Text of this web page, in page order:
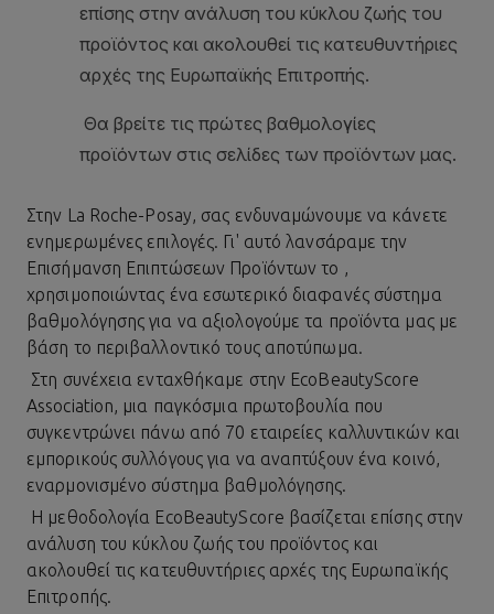
Στην La Roche-Posay, σας ενδυναμώνουμε να κάνετε
ενημερωμένες επιλογές. Γι' αυτό λανσάραμε την
Επισήμανση Επιπτώσεων Προϊόντων το ,
χρησιμοποιώντας ένα εσωτερικό διαφανές σύστημα
βαθμολόγησης για να αξιολογούμε τα προϊόντα μας με
βάση το περιβαλλοντικό τους αποτύπωμα.
Στη συνέχεια ενταχθήκαμε στην EcoBeautyScore
Association, μια παγκόσμια πρωτοβουλία που
συγκεντρώνει πάνω από 70 εταιρείες καλλυντικών και
εμπορικούς συλλόγους για να αναπτύξουν ένα κοινό,
εναρμονισμένο σύστημα βαθμολόγησης.
Η μεθοδολογία EcoBeautyScore βασίζεται επίσης στην
ανάλυση του κύκλου ζωής του προϊόντος και
ακολουθεί τις κατευθυντήριες αρχές της Ευρωπαϊκής
Επιτροπής.